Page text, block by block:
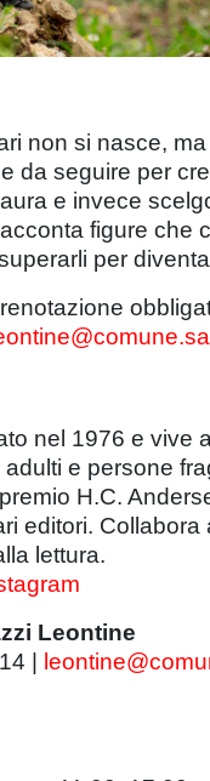
non si nasce,
da seguire per
e invece
figure che
per
nel 1976 e vive
e persone
H.C.
editori.
lettura.
Leontine
|